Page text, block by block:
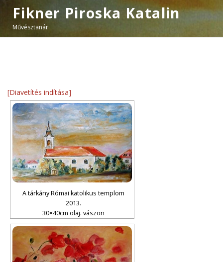
Fikner Piroska Katalin
Művésztanár
[Diavetítés indítása]
A tárkány Római katolikus templom
2013.
30×40cm olaj. vászon